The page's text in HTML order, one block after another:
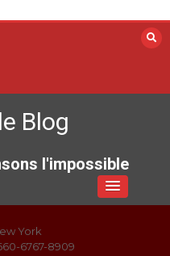
Blog
l'impossible
York
6767-8909